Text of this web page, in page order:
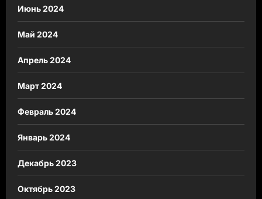
Июнь 2024
Май 2024
Апрель 2024
Март 2024
Февраль 2024
Январь 2024
Декабрь 2023
Октябрь 2023